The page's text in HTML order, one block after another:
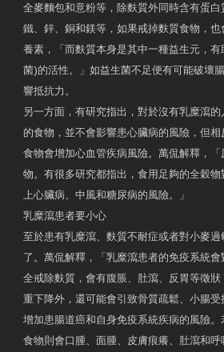
全麥麵包和意粉等，除麩質外同時含有蛋
鐵、鋅、銅和鎂等，如果戒掉麩質食物，
養素，「而麩質本身是其中一種益生元，
菌)的活性。」如益生菌不足便有可能破壞
響抵抗力。
另一方面，有研究指出，對於沒有乳糜瀉
的食物，並不會影響患心臟病的風險，但
食物會增加心血管疾病風險。萬侃解釋，
物。有很多研究都指出，食用足夠的全穀
上心臟病、中風和糖尿病的風險。」
乳糜瀉患者要小心
至於患有乳糜瀉、麩質不耐症或者對小麥
了。萬侃解釋，「乳糜瀉患者的免疫系統
全戒除麩質，會有腹脹、肚瀉、反胃等徵
重下降外，還可能會引致骨質疏鬆、小腸受
增加患腸道癌和自身免疫系統疾病的風險
食物則會口腫、面腫、皮膚痕癢、肚瀉和